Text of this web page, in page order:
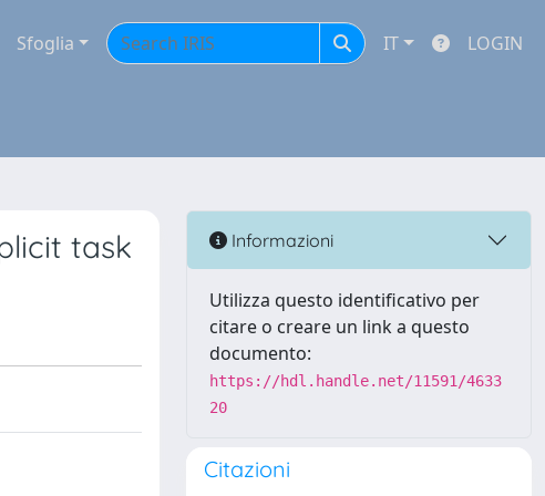
Sfoglia IT LOGIN
task Informazioni
Utilizza questo identificativo per
citare o creare un link a questo
documento:
https://hdl.handle.net/11591/4633
20
Citazioni